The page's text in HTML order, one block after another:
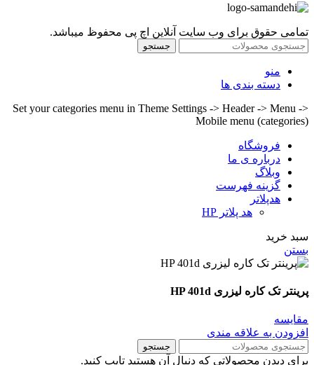
تمامی حقوق برای وب سایت آنلاین اچ پی محفوظ میباشد.
جستجو
منو
دسته بندی ها
Set your categories menu in Theme Settings -> Header -> Menu ->
Mobile menu (categories)
فروشگاه
درباره ی ما
وبلاگ
گزینه فهرست
هدپلاتر
هد پلاتر HP
سبد خرید
بستن
پرینتر تک کاره لیزری HP 401d
مقايسه
افزودن به علاقه مندی
جستجو
برای دیدن محصولاتی که دنبال آن هستید تایپ کنید.